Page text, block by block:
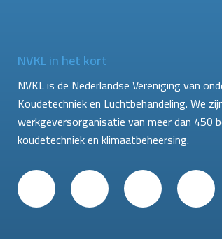
NVKL in het kort
NVKL is de Nederlandse Vereniging van
Koudetechniek en Luchtbehandeling. We
werkgeversorganisatie van meer dan 450
koudetechniek en klimaatbeheersing.